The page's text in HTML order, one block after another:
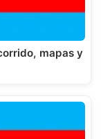
mapas y